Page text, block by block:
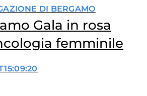
DI BERGAMO
Gala in rosa
femminile